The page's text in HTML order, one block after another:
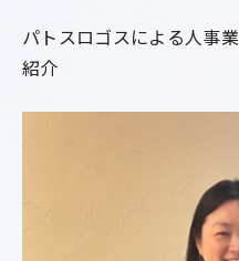
パトスロゴスによる人事
紹介